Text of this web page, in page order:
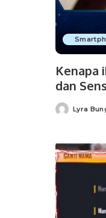
Kenapa
dan
PostedLyra